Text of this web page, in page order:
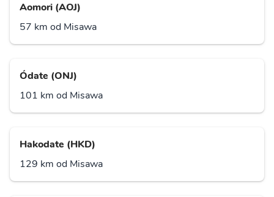
Aomori (AOJ)
57 km od Misawa
Ódate (ONJ)
101 km od Misawa
Hakodate (HKD)
129 km od Misawa